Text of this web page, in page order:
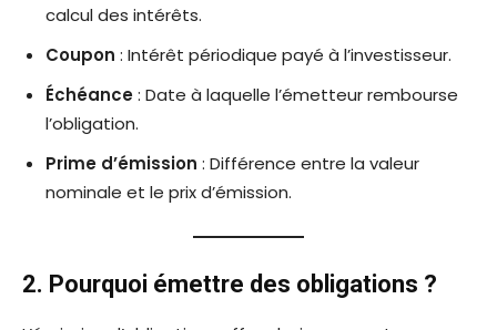
calcul des intérêts.
Coupon : Intérêt périodique payé à l’investisseur.
Échéance: Date à laquelle l’émetteur rembourse
l’obligation.
Prime d’émission : Différence entre la valeur
nominale et le prix d’émission.
2. Pourquoi émettre des obligations ?